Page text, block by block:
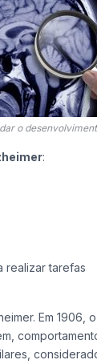
o
:
realizar tarefas
Em